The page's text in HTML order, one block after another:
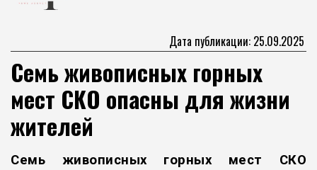
Законопослушный гражданин
Дата публикации: 25.09.2025
Семь живописных горных
мест СКО опасны для жизни
жителей
Семь живописных горных мест СКО